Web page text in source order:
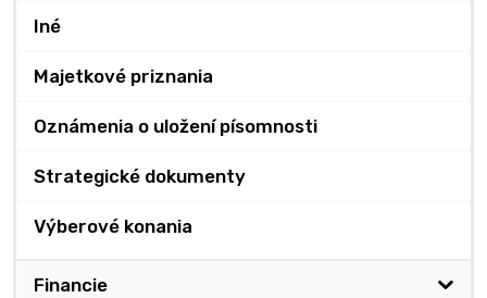
Iné
Majetkové priznania
Oznámenia o uložení písomnosti
Strategické dokumenty
Výberové konania
Financie